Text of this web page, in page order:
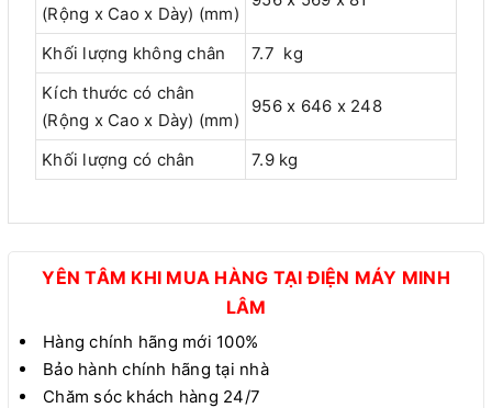
(Rộng x Cao x Dày) (mm)
Khối lượng không chân
7.7 kg
Kích thước có chân
(Rộng x Cao x Dày) (mm)
956 x 646 x 248
Khối lượng có chân 7.9 kg
YÊN TÂM KHI MUA HÀNG TẠI ĐIỆN MÁY MINH
LÂM
Hàng chính hãng mới 100%
Bảo hành chính hãng tại nhà
Chăm sóc khách hàng 24/7